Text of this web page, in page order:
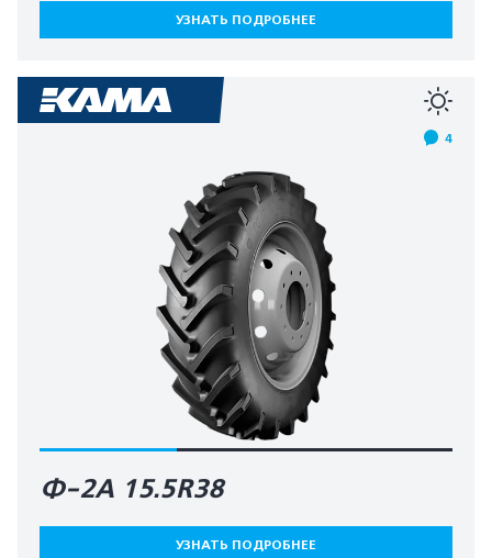
УЗНАТЬ ПОДРОБНЕЕ
4
Ф-2А 15.5R38
УЗНАТЬ ПОДРОБНЕЕ